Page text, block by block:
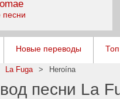
песни
Новые переводы
La Fuga > Heroína
песни La